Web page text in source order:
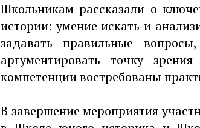
Школьникам рассказали о
истории: умение искать и
задавать правильные
аргументировать точку
компетенции востребованы
В завершение мероприятия